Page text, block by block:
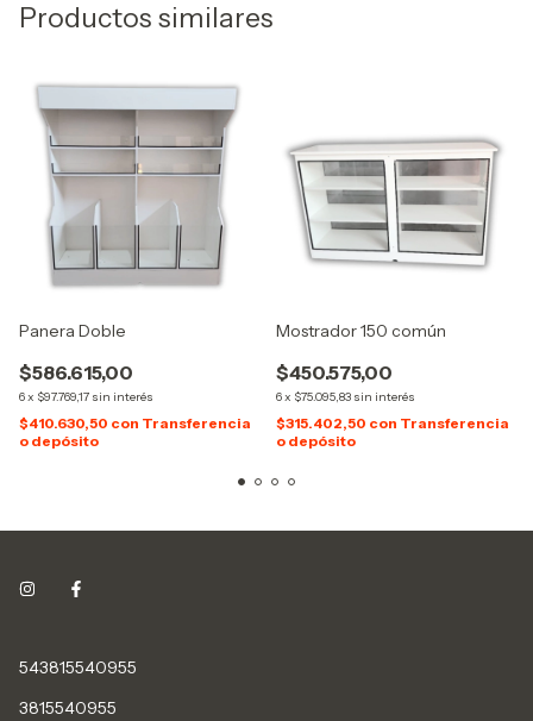
Productos similares
Panera Doble
$586.615,00
6x $97.769,17 sin interés
$410.630,50 con Transferencia
o depósito
Mostrador 150 común
$450.575,00
6x $75.095,83 sin interés
$315.402,50 con Transferencia
o depósito
543815540955
3815540955